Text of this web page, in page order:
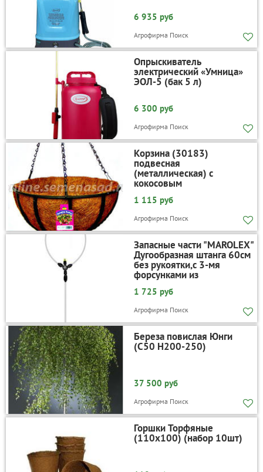
6 935 руб
Агрофирма Поиск
Опрыскиватель
электрический «Умница»
ЭОЛ-5 (бак 5 л)
6 300 руб
Агрофирма Поиск
Корзина (30183)
подвесная
(металлическая) с
кокосовым
1 115 руб
Агрофирма Поиск
Запасные части "MAROLEX"
Дугообразная штанга 60см
без рукоятки,с 3-мя
форсунками из
стали(RSL6
1 725 руб
Агрофирма Поиск
Береза повислая Юнги
(С50 Н200-250)
37 500 руб
Агрофирма Поиск
Горшки Торфяные
(110х100) (набор 10шт)